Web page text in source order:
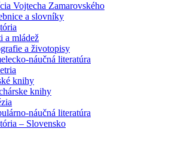
Vojtecha Zamarovského
a slovníky
a mládež
a životopisy
náučná literatúra
knihy
knihy
náučná literatúra
– Slovensko